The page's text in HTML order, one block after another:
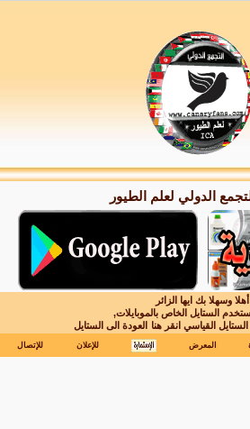
الدولي لعلم الطيور
أهلا وسهلا بك ايها الزائر
الستايل الخاص بالموبايلات,
القياسي انقر هنا العودة الى الستايل
المعرض للإعلان للإتصال